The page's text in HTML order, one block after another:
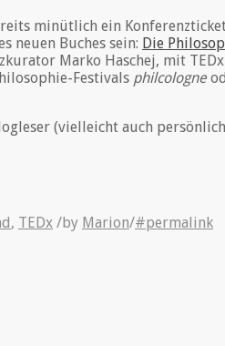
minütlich ein
neuen Buches sein: Die
Marko Haschej, mit
Festivals philcologne
(vielleicht auch persönlich
, TEDx /by Marion/#permalink